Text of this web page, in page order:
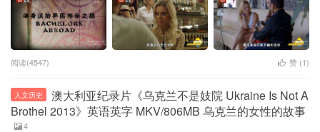
阅读(4547) 赞 (1)
人文历史
澳大利亚纪录片《乌克兰不是妓院 Ukraine Is Not A
Brothel 2013》英语英字 MKV/806MB 乌克兰的女性的故事
4